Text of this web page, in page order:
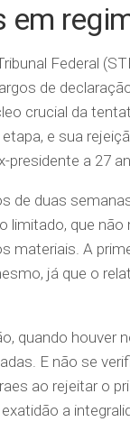
em
Federal
de
crucial da
e sua
a 27
de duas
limitado, que
materiais. A
já que o
quando houver
E não se
ao rejeitar o
a